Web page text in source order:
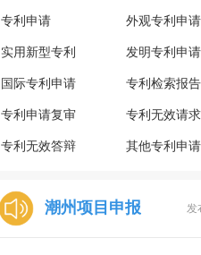
专利申请 外观专利申请
实用新型专利 发明专利申请
国际专利申请 专利检索报告
专利申请复审 专利无效请求
专利无效答辩 其他专利申请
潮州项目申报 发